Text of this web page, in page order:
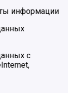
информации
с